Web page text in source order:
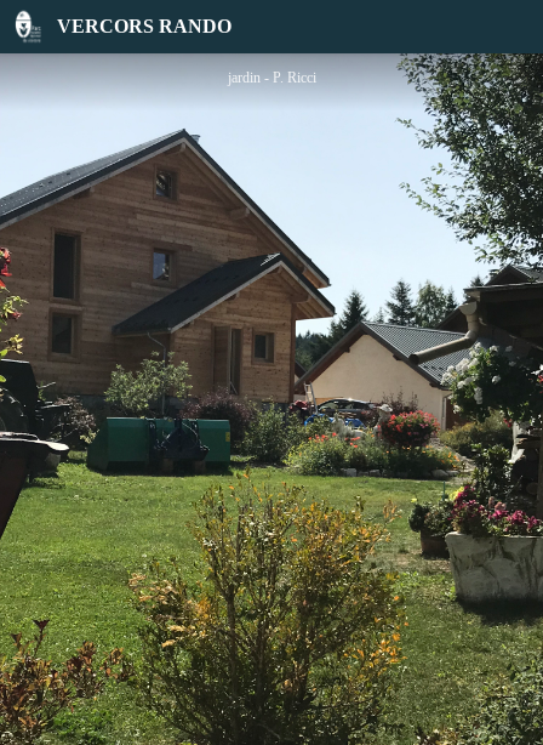
VERCORS RANDO
6 pièces 15 personnes - CHALET LE CABANON - RICCI
jardin - P. Ricci